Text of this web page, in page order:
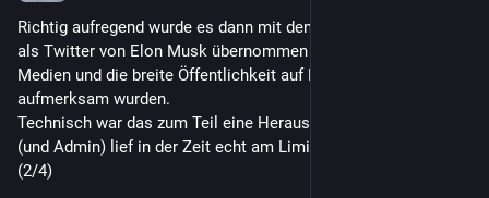
Richtig aufregend wurde es dann mit den großen Nutzerfluten,
als Twitter von Elon Musk übernommen wurde, und die
Medien und die breite Öffentlichkeit auf Mastodon
aufmerksam wurden.
Technisch war das zum Teil eine Herausforderung. Der Server
(und Admin) lief in der Zeit echt am Limit.
(2/4)